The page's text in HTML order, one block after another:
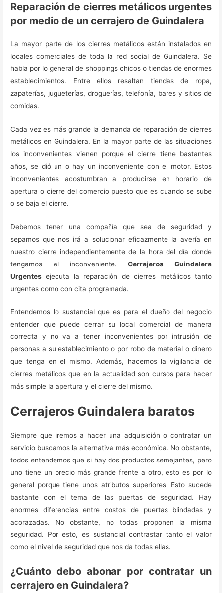
Reparación de cierres metálicos urgentes
por medio de un cerrajero de Guindalera
La mayor parte de los cierres metálicos están instalados en
locales comerciales de toda la red social de Guindalera. Se
habla por lo general de shoppings chicos o tiendas de enormes
establecimientos. Entre ellos resaltan tiendas de ropa,
zapaterías, jugueterías, droguerías, telefonía, bares y sitios de
comidas.
Cada vez es más grande la demanda de reparación de cierres
metálicos en Guindalera. En la mayor parte de las situaciones
los inconvenientes vienen porque el cierre tiene bastantes
años, se dió un o hay un inconveniente con el motor. Estos
inconvenientes acostumbran a producirse en horario de
apertura o cierre del comercio puesto que es cuando se sube
o se baja el cierre.
Debemos tener una compañía que sea de seguridad y
sepamos que nos irá a solucionar eficazmente la avería en
nuestro cierre independientemente de la hora del día donde
tengamos el inconveniente.Cerrajeros Guindalera
Urgentes ejecuta la reparación de cierres metálicos tanto
urgentes como con cita programada.
Entendemos lo sustancial que es para el dueño del negocio
entender que puede cerrar su local comercial de manera
correcta y no va a tener inconvenientes por intrusión de
personas a su establecimiento o por robo de material o dinero
que tenga en el mismo. Además, hacemos la vigilancia de
cierres metálicos que en la actualidad son cursos para hacer
más simple la apertura y el cierre del mismo.
Cerrajeros Guindalera baratos
Siempre que iremos a hacer una adquisición o contratar un
servicio buscamos la alternativa más económica. No obstante,
todos entendemos que si hay dos productos semejantes, pero
uno tiene un precio más grande frente a otro, esto es por lo
general porque tiene unos atributos superiores. Esto sucede
bastante con el tema de las puertas de seguridad. Hay
enormes diferencias entre costos de puertas blindadas y
acorazadas. No obstante, no todas proponen la misma
seguridad. Por esto, es sustancial contrastar tanto el valor
como el nivel de seguridad que nos da todas ellas.
¿Cuánto debo abonar por contratar un
cerrajero en Guindalera?